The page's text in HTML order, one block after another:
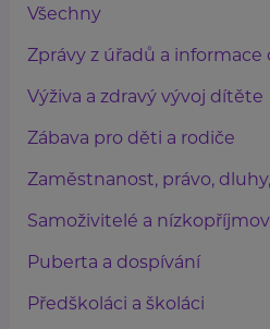
Všechny
Zprávy z úřadů a informace
Výživa a zdravý vývoj dítěte
Zábava pro děti a rodiče
Zaměstnanost, právo,
Samoživitelé a
Puberta a dospívání
Předškoláci a školáci